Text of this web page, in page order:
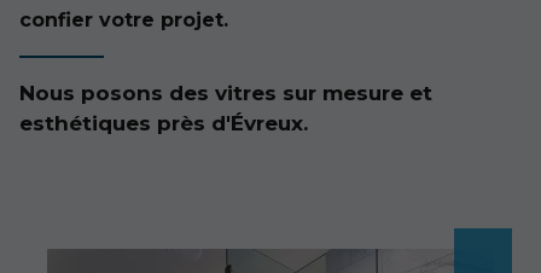
confier votre projet.
Nous posons des vitres sur mesure et
esthétiques près d'Évreux.